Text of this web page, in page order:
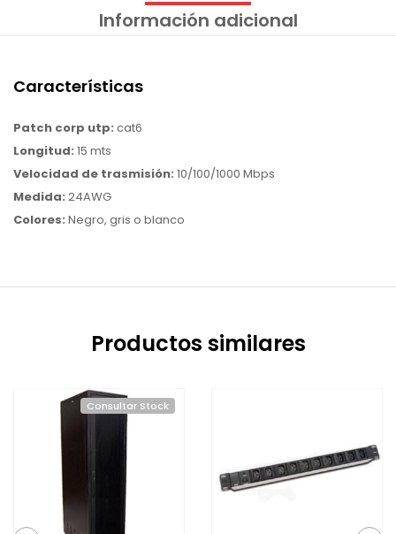
Información adicional
Características
Patch corp utp: cat6
Longitud: 15 mts
Velocidad de trasmisión: 10/100/1000 Mbps
Medida: 24AWG
Colores: Negro, gris o blanco
Productos similares
Consultar Stock